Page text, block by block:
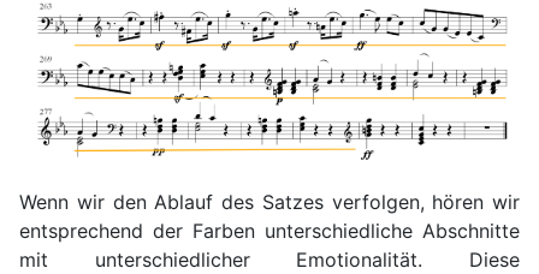
Wenn wir den Ablauf des Satzes verfolgen, hören wir
entsprechend der Farben unterschiedliche Abschnitte
mit unterschiedlicher Emotionalität. Diese